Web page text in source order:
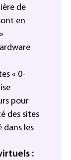
de
en
« 0-
pour
des sites
dans les
: